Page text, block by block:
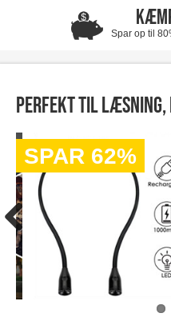
Spar op til
Perfekt til læsning,
SPAR 62%